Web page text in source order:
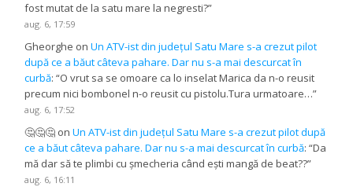
fost mutat de la satu mare la negresti?”
aug. 6, 17:59
Gheorghe onUn ATV-ist din județul Satu Mare s-a crezut pilot
după ce a băut câteva pahare. Dar nu s-a mai descurcat în
curbă: “O vrut sa se omoare ca lo inselat Marica da n-o reusit
precum nici bombonel n-o reusit cu pistolu.Tura urmatoare…”
aug. 6, 17:52
🤔🤔🤔 onUn ATV-ist din județul Satu Mare s-a crezut pilot după
ce a băut câteva pahare. Dar nu s-a mai descurcat în curbă: “Da
mă dar să te plimbi cu șmecheria când ești mangă de beat??”
aug. 6, 16:11